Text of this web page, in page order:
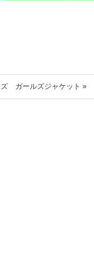
ズ ガールズジャケット »